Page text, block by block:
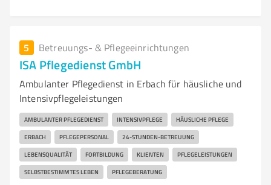
5 Betreuungs- & Pflegeeinrichtungen
ISA Pflegedienst GmbH
Ambulanter Pflegedienst in Erbach für häusliche und
Intensivpflegeleistungen
AMBULANTER PFLEGEDIENST INTENSIVPFLEGE HÄUSLICHE PFLEGE
ERBACH PFLEGEPERSONAL 24-STUNDEN-BETREUUNG
LEBENSQUALITÄT FORTBILDUNG KLIENTEN PFLEGELEISTUNGEN
SELBSTBESTIMMTES LEBEN PFLEGEBERATUNG